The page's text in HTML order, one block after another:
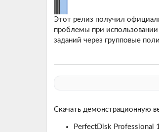
Этот релиз получил
проблемы при использовании
заданий через групповые
Скачать демонстрационную
PerfectDisk Professional